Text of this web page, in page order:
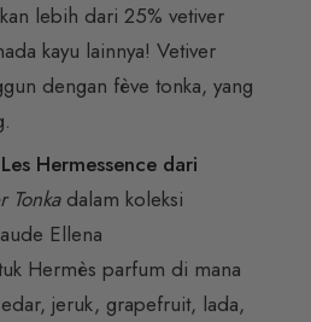
lebih dari 25% vetiver
kayu lainnya! Vetiver
dengan fève tonka, yang
Hermessence dari
Tonkadalam koleksi
Ellena
Hermès parfum di mana
jeruk, grapefruit, lada,